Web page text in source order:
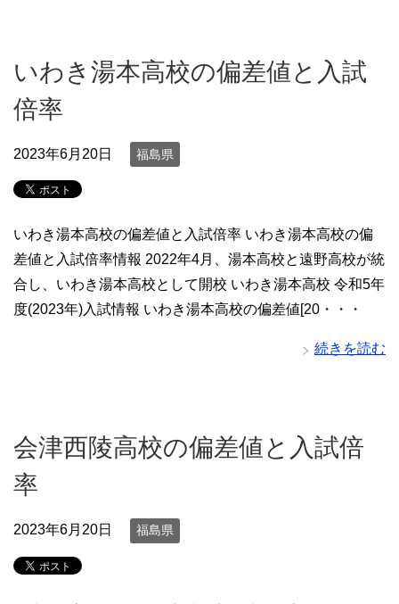
いわき湯本高校の偏差値と入試
倍率
2023年6月20日 福島県
いわき湯本高校の偏差値と入試倍率 いわき湯本高校の偏
差値と入試倍率情報 2022年4月、湯本高校と遠野高校が統
合し、いわき湯本高校として開校 いわき湯本高校 令和5年
度(2023年)入試情報 いわき湯本高校の偏差値[20・・・
続きを読む
会津西陵高校の偏差値と入試倍
率
2023年6月20日 福島県